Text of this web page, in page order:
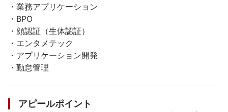
・業務アプリケーション
・BPO
・顔認証（生体認証）
・エンタメテック
・アプリケーション開発
・勤怠管理
アピールポイント